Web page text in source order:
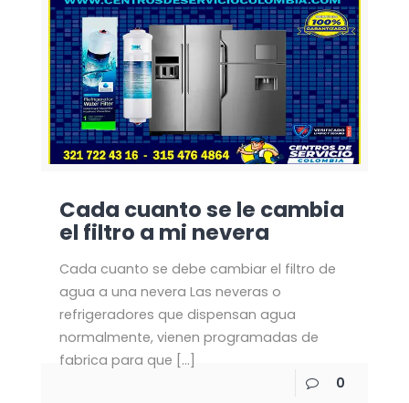
Cada cuanto se le cambia
el filtro a mi nevera
Cada cuanto se debe cambiar el filtro de
agua a una nevera Las neveras o
refrigeradores que dispensan agua
normalmente, vienen programadas de
fabrica para que […]
0